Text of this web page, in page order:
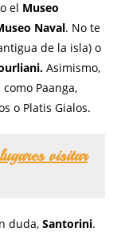
el Museo
Naval. No te
de la isla) o
Asimismo,
Paanga,
o Platis Gialos.
visitar
duda, Santorini.